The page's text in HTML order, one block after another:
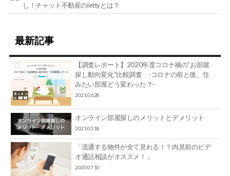
し！チャット不動産のiettyとは？
最新記事
【調査レポート】2020年度コロナ禍の”お部屋
探し動向変化”比較調査 -コロナの前と後、住
みたい部屋どう変わった？-
2021.06.28
オンライン部屋探しのメリットとデメリット
2021.03.18
「流通する物件が全て見れる！？内見前のビデ
オ通話相談がオススメ！」
2020.07.10